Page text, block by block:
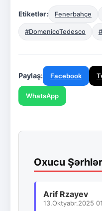
Etiketlər: Fenerbahçe
#DomenicoTedesco
Paylaş: Facebook
WhatsApp
Oxucu
Arif Rzayev
13.Oktyabr.2025